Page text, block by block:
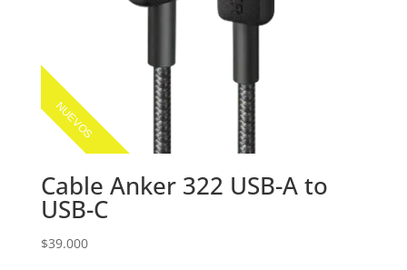
NUEVOS
Cable Anker 322 USB-A to
USB-C
$39.000